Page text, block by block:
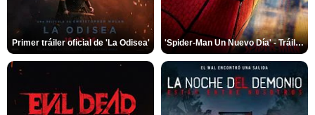
Primer tráiler oficial de 'La Odisea' 'Spider-Man Un Nuevo Día' - Tráiler oficial subtitulado